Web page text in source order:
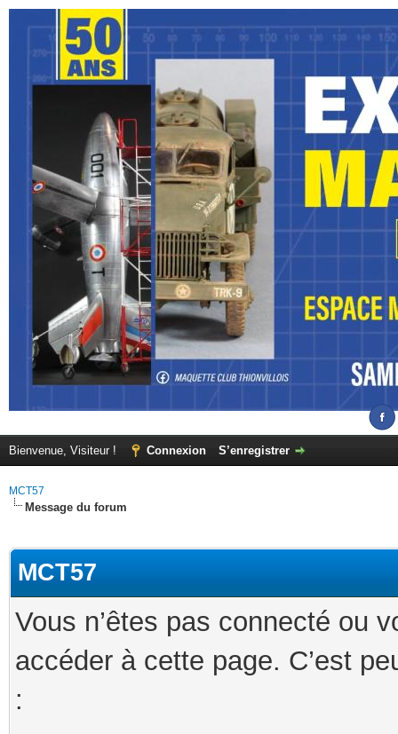
Bienvenue, Visiteur ! Connexion S’enregistrer
MCT57
Message du forum
MCT57
Vous n’êtes pas connecté ou
accéder à cette page. C’est
: